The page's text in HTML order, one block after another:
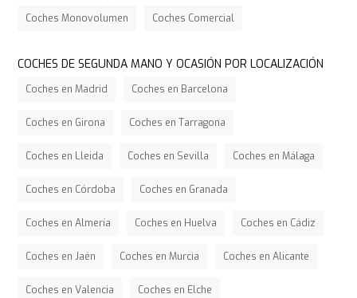
Coches Monovolumen Coches Comercial
COCHES DE SEGUNDA MANO Y OCASIÓN POR LOCALIZACIÓN
Coches en Madrid Coches en Barcelona
Coches en Girona Coches en Tarragona
Coches en Lleida Coches en Sevilla Coches en Málaga
Coches en Córdoba Coches en Granada
Coches en Almería Coches en Huelva Coches en Cádiz
Coches en Jaén Coches en Murcia Coches en Alicante
Coches en Valencia Coches en Elche